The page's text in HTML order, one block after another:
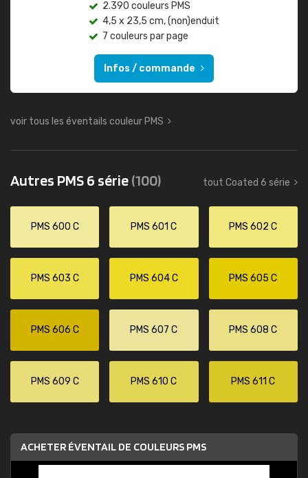
2.390 couleurs PMS
4,5 x 23,5 cm, (non)enduit
7 couleurs par page
Infos / commande
voir tous les éventails couleur PMS
Autres PMS 6 série(100) tout Coated 6 série
PMS 600 C PMS 601 C PMS 602 C
PMS 603 C PMS 604 C PMS 605 C
PMS 606 C PMS 607 C PMS 608 C
PMS 609 C PMS 610 C PMS 611 C
ACHETER ÉVENTAIL DE COULEURS PMS